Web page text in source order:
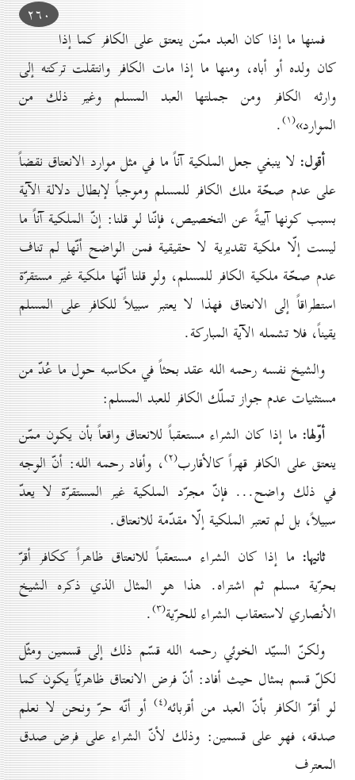
۲٦٠
فمنها ما إذا كان العبد ممّن ينعتق على الكافر كما إذا
كان ولده أو أباه، ومنها ما إذا مات الكافر وانتقلت تركته إلى
وارثه الكافر ومن جملتها العبد المسلم وغير ذلك من
الموارد»(۱) .
أقول: لا ينبغي جعل الملكية آناً ما في مثل موارد الانعتاق نقضاً
على عدم صحّة ملك الكافر للمسلم وموجباً لإبطال دلالة الآية
بسبب كونها آبيةً عن التخصيص، فإنّنا لو قلنا: إنّ الملكية آناً ما
ليست إلّا ملكية تقديرية لا حقيقية فمن الواضح أنّها لم تناف
عدم صحّة ملكية الكافر للمسلم، ولو قلنا أنّها ملكية غير مستقرّة
استطراقاً إلى الانعتاق فهذا لا يعتبر سبيلاً للكافر على المسلم
يقيناً، فلا تشمله الآية المباركة.
والشيخ نفسه رحمه الله عقد بحثاً في مكاسبه حول ما عُدّ من
مستثنيات عدم جواز تملّك الكافر للعبد المسلم:
أوّلها: ما إذا كان الشراء مستعقباً للانعتاق واقعاً بأن يكون ممّن
ينعتق على الكافر قهراً كالأقارب(۲) ، وأفاد رحمه الله: أنّ الوجه
في ذلك واضح... فإنّ مجرّد الملكية غير المستقرّة لا يعدّ
سبيلاً، بل لم تعتبر الملكية إلّا مقدّمة للانعتاق.
ثانيها: ما إذا كان الشراء مستعقباً للانعتاق ظاهراً ككافر أقرّ
بحرّية مسلم ثم اشتراه. هذا هو المثال الذي ذكره الشيخ
الأنصاري لاستعقاب الشراء للحرّية(۳) .
ولكنّ السيّد الخوئي رحمه الله قسّم ذلك إلى قسمين ومثّل
لكلّ قسم بمثال حيث أفاد: أنّ فرض الانعتاق ظاهريّاً يكون كما
لو أقرّ الكافر بأنّ العبد من أقربائه(٤)
أو أنّه حرّ ونحن لا نعلم
صدقه، فهو على قسمين: وذلك لأنّ الشراء على فرض صدق
المعترف